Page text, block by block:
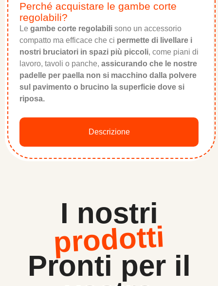
Descrizione
Perché acquistare le gambe corte
regolabili?
Le gambe corte regolabili sono un accessorio
compatto ma efficace che ci permette di livellare i
nostri bruciatori in spazi più piccoli, come piani di
lavoro, tavoli o panche, assicurando che le nostre
padelle per paella non si macchino dalla polvere
sul pavimento o brucino la superficie dove si
riposa.
I nostri
prodotti
Pronti per il